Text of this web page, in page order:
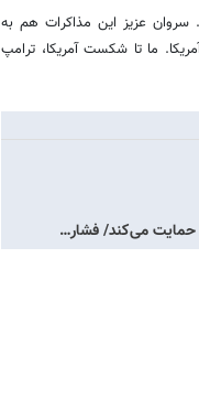
عزیز این مذاکرات هم به
ما تا شکست آمریکا، ترامپ
حمایت می‌کند/ فشار…